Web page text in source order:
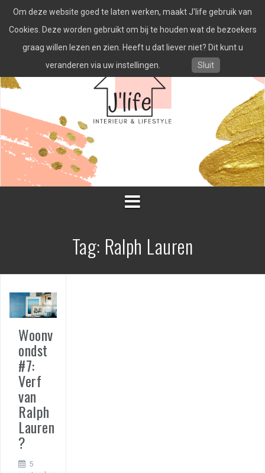
naar
inhoud
Tag: Ralph Lauren
Woonv
ondst
#7:
Verf
van
Ralph
Lauren
?
5
Om deze website goed te laten werken, maakt J'life gebruik van
Cookies. Deze worden gebruikt om bij te houden wat de bezoekers
graag willen lezen en zien. Heeft u dat liever niet? Dit kunt u
veranderen via uw instellingen.
Sluit